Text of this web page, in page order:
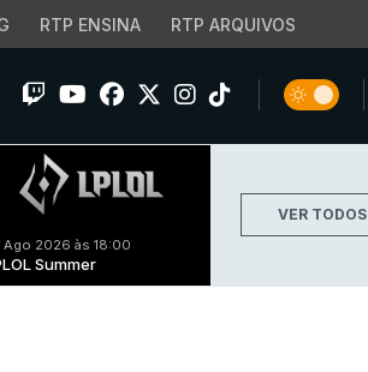
RTP ENSINA RTP ARQUIVOS
Ago 2026 às 18:00
Summer
VER TODOS